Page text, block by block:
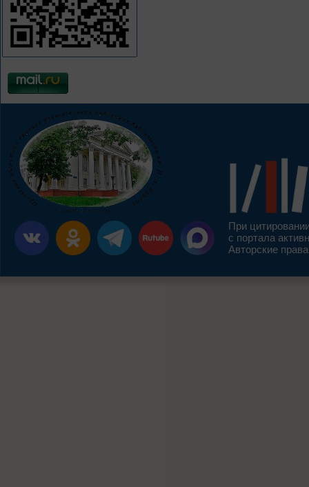
При
с портала
Авторские